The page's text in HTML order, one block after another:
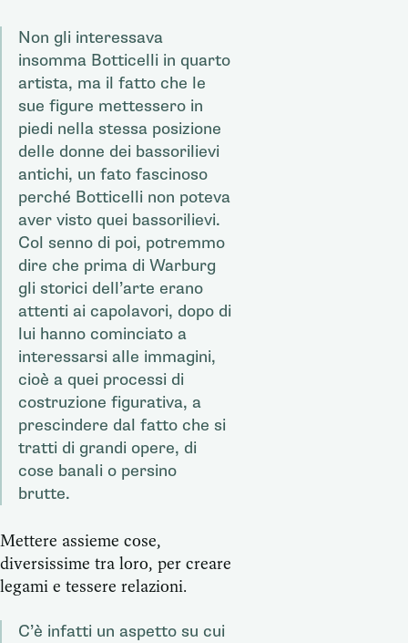
Non gli interessava
insomma Botticelli in quarto
artista, ma il fatto che le
sue figure mettessero in
piedi nella stessa posizione
delle donne dei bassorilievi
antichi, un fato fascinoso
perché Botticelli non poteva
aver visto quei bassorilievi.
Col senno di poi, potremmo
dire che prima di Warburg
gli storici dell’arte erano
attenti ai capolavori, dopo di
lui hanno cominciato a
interessarsi alle immagini,
cioè a quei processi di
costruzione figurativa, a
prescindere dal fatto che si
tratti di grandi opere, di
cose banali o persino
brutte.
Mettere assieme cose,
diversissime tra loro, per creare
legami e tessere relazioni.
C’è infatti un aspetto su cui